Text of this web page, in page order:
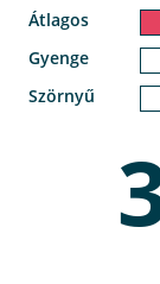
Átlagos
Gyenge
Szörnyű